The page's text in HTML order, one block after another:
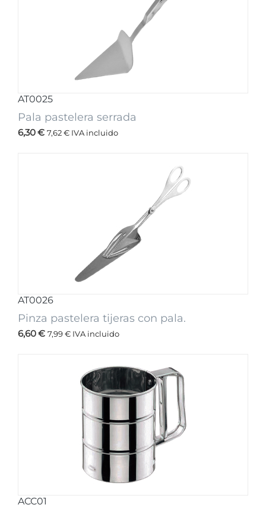
AT0025
Pala pastelera serrada
6,30€ 7,62€ IVA incluido
AT0026
Pinza pastelera tijeras con pala.
6,60€ 7,99€ IVA incluido
ACC01